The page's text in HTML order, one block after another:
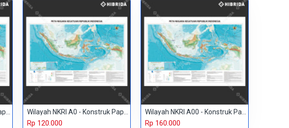
Rp 120.000 Rp 160.000